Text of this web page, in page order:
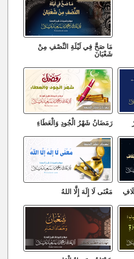
مَا صَحَّ فِي لَيْلَةِ النِّصْفِ مِنْ
شَعْبَانَ
رَمَضَانُ شَهْرُ الْجُودِ وَالْعَطَاءِ
مَعْنَى لَا إِلَهَ إِلَّا اللهُ